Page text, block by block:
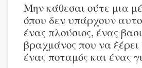
Μην κάθεσαι ούτε μια
όπου δεν υπάρχουν
ένας πλούσιος, ένας
βραχμάνος που να ξέρει
ένας ποταμός και ένας